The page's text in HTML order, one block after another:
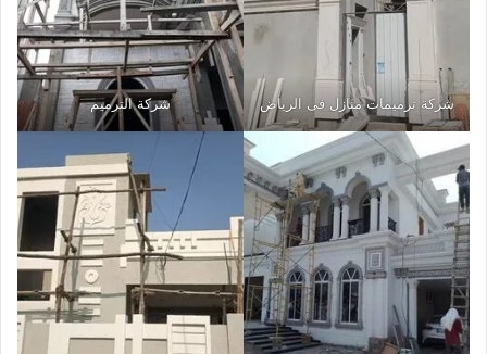
شركة ترميمات منازل فى الرياض شركة الترميم